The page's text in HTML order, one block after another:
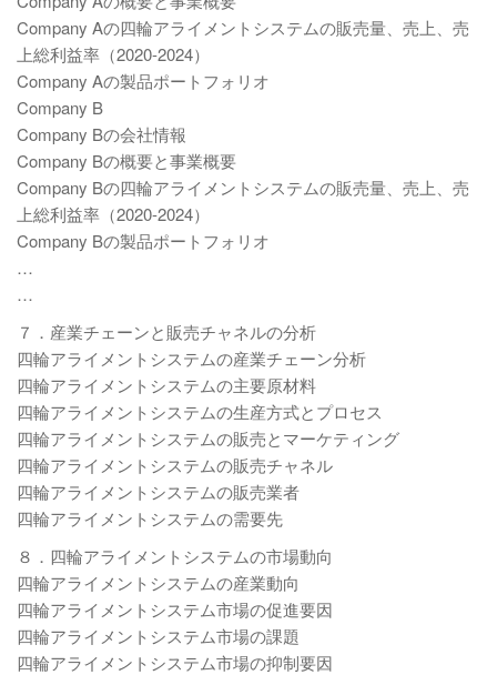
Company Aの四輪アライメントシステムの販売量、売上、売
上総利益率（2020-2024）
Company Aの製品ポートフォリオ
Company B
Company Bの会社情報
Company Bの概要と事業概要
Company Bの四輪アライメントシステムの販売量、売上、売
上総利益率（2020-2024）
Company Bの製品ポートフォリオ
…
…
７．産業チェーンと販売チャネルの分析
四輪アライメントシステムの産業チェーン分析
四輪アライメントシステムの主要原材料
四輪アライメントシステムの生産方式とプロセス
四輪アライメントシステムの販売とマーケティング
四輪アライメントシステムの販売チャネル
四輪アライメントシステムの販売業者
四輪アライメントシステムの需要先
８．四輪アライメントシステムの市場動向
四輪アライメントシステムの産業動向
四輪アライメントシステム市場の促進要因
四輪アライメントシステム市場の課題
四輪アライメントシステム市場の抑制要因